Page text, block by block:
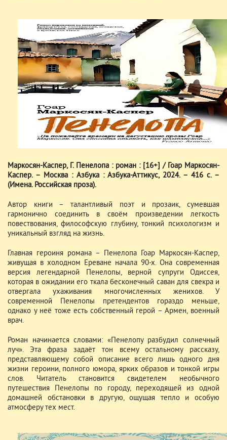
Маркосян-Каспер, Г. Пенелопа : роман : [16+] / Гоар Маркосян-
Каспер. – Москва : Азбука : Азбука-Аттикус, 2024. – 416 с. –
(Имена. Российская проза).
Автор книги – талантливый поэт и прозаик, сумевшая
гармонично соединить в своём произведении легкость
повествования, философскую глубину, тонкий психологизм и
уникальный взгляд на жизнь.
Главная героиня романа – Пенелопа Гоар Маркосян-Каспер,
живущая в холодном Ереване начала 90-х. Она современная
версия легендарной Пенелопы, верной супруги Одиссея,
которая в ожидании его ткала бесконечный саван для свекра и
отвергала ухаживания многочисленных женихов. У
современной Пенелопы претендентов гораздо меньше,
однако у неё тоже есть собственный герой – Армен, военный
врач.
Роман начинается словами: «Пенелопу разбудил солнечный
луч». Эта фраза задаёт тон всему остальному рассказу,
представляющему собой описание всего лишь одного дня
жизни героини, полного юмора, ярких образов и тонкой игры
слов. Читатель становится свидетелем необычного
путешествия Пенелопы по городу, переходящей из одной
домашней обстановки в другую, ощущая тепло и особую
атмосферу тех мест.